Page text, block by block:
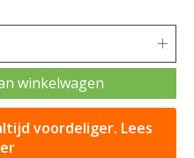
winkelwagen
voordeliger. Lees